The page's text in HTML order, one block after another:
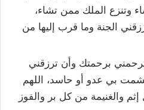
وتنزع الملك ممن تشاء،
الجنة وما قرب إليها من
برحمتك وأن ترزقني
بي عدو أو حاسد، اللهم
والغنيمة من كل بر والفوز